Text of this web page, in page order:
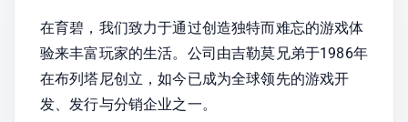
在育碧，我们致力于通过创造独特而难忘的游戏体
验来丰富玩家的生活。公司由吉勒莫兄弟于1986年
在布列塔尼创立，如今已成为全球领先的游戏开
发、发行与分销企业之一。